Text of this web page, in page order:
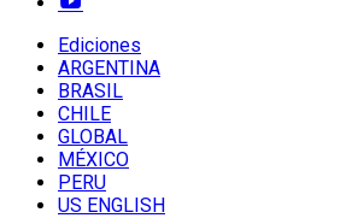
Ediciones
ARGENTINA
BRASIL
CHILE
GLOBAL
MÉXICO
PERU
US ENGLISH